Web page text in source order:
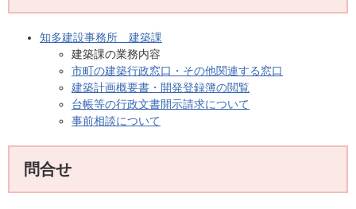
知多建設事務所 建築課
建築課の業務内容
市町の建築行政窓口・その他関連する窓口
建築計画概要書・開発登録簿の閲覧
台帳等の行政文書開示請求について
事前相談について
問合せ